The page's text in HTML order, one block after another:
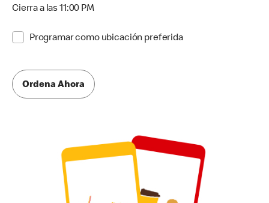
Cierra a las 11:00 PM
Programar como ubicación preferida
Ordena Ahora